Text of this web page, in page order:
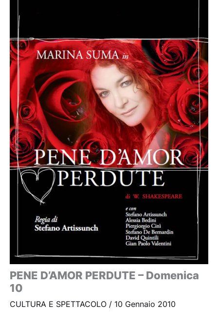
PENE D’AMOR PERDUTE – Domenica
10
CULTURA E SPETTACOLO / 10 Gennaio 2010